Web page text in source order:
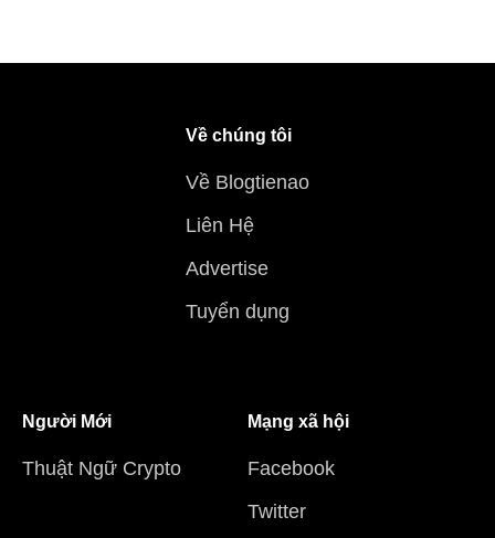
Về chúng tôi
Về Blogtienao
Liên Hệ
Advertise
Tuyển dụng
Người Mới
Thuật Ngữ Crypto
Mạng xã hội
Facebook
Twitter